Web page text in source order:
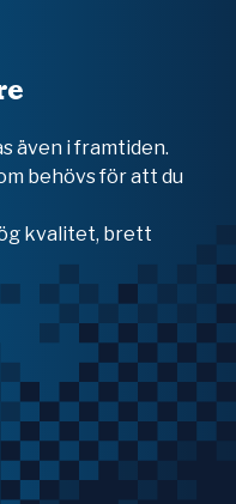
även i framtiden.
behövs för att du
kvalitet, brett